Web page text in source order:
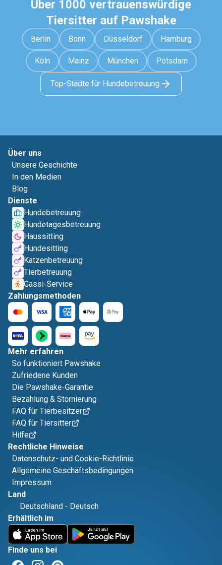
Über 1000 vertrauenswürdige
Tiersitter auf Pawshake
Berlin Bonn Düsseldorf Hamburg
Köln Mainz München Potsdam
Top-Städte für Hundebetreuung
Über uns
Unsere Geschichte
In den Medien
Blog
Dienste
Hundebetreuung
Hundetagesbetreuung
Haussitting
Hundesitting
Katzenbetreuung
Tierbetreuung
Gassi-Service
Zahlungsmethoden
Mehr erfahren
So funktioniert Pawshake
Zufriedene Kunden
Die Pawshake-Garantie
Bezahlung & Stornierung
FAQ für Tierbesitzer
FAQ für Tiersitter
Hilfe
Rechtliche Hinweise
Datenschutz- und Cookie-Richtlinie
Allgemeine Geschäftsbedingungen
Impressum
Land
Deutschland - Deutsch
Erhältlich im
Finde uns bei